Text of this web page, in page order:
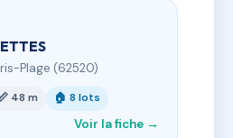
Plage (62520)
48 m 🏠 8 lots
Voir la fiche →